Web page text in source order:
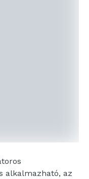
alkalmazható, az